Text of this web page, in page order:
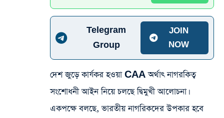
Telegram
Group
JOIN
NOW
দেশ জুড়ে কার্যকর হওয়া CAA অর্থাৎ নাগরকিত্ব
সংশোধনী আইন নিয়ে চলছে দ্বিমুখী আলোচনা।
একপক্ষে বলছে, ভারতীয় নাগরিকদের উপকার হবে